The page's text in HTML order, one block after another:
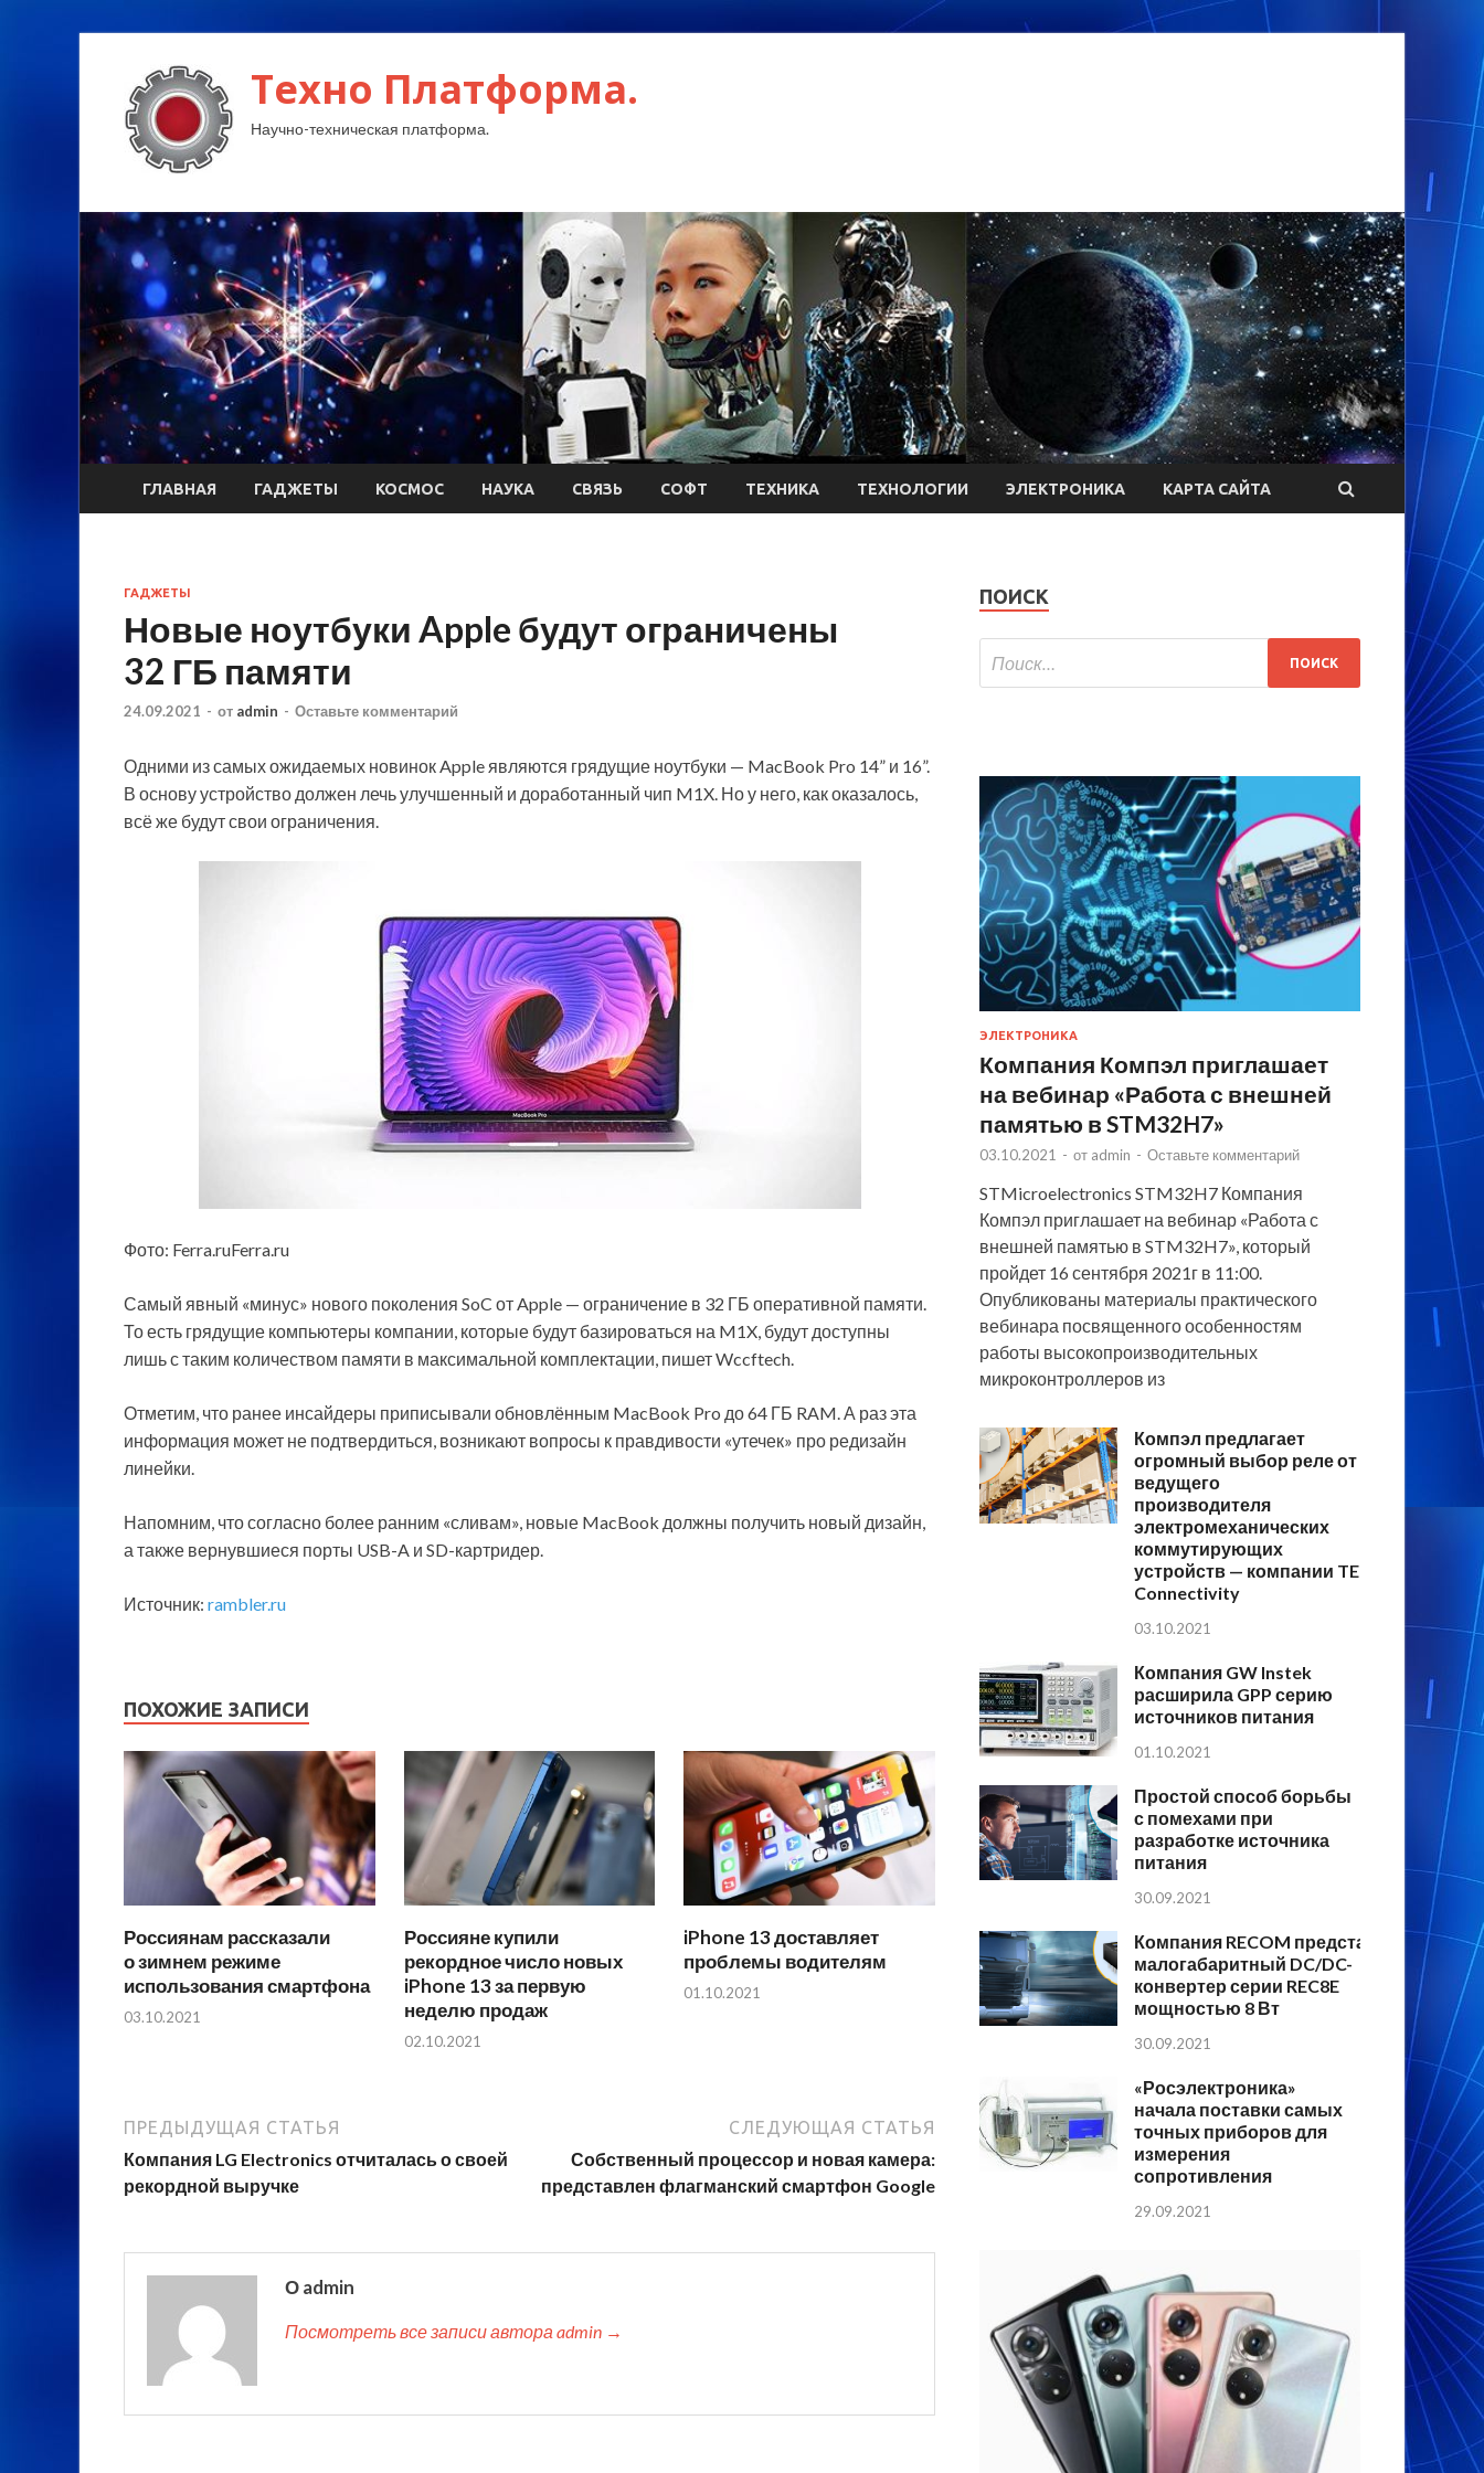
Техно Платформа.
Научно-техническая платформа.
ГЛАВНАЯ ГАДЖЕТЫ КОСМОС НАУКА СВЯЗЬ СОФТ ТЕХНИКА ТЕХНОЛОГИИ ЭЛЕКТРОНИКА КАРТА САЙТА
ГАДЖЕТЫ
Новые ноутбуки Apple будут ограничены
32 ГБ памяти
24.09.2021 - от admin - Оставьте комментарий
Одними из самых ожидаемых новинок Apple являются грядущие ноутбуки — MacBook Pro 14” и 16”.
В основу устройство должен лечь улучшенный и доработанный чип M1X. Но у него, как оказалось,
всё же будут свои ограничения.
Фото: Ferra.ruFerra.ru
Самый явный «минус» нового поколения SoC от Apple — ограничение в 32 ГБ оперативной памяти.
То есть грядущие компьютеры компании, которые будут базироваться на M1X, будут доступны
лишь с таким количеством памяти в максимальной комплектации, пишет Wccftech.
Отметим, что ранее инсайдеры приписывали обновлённым MacBook Pro до 64 ГБ RAM. А раз эта
информация может не подтвердиться, возникают вопросы к правдивости «утечек» про редизайн
линейки.
Напомним, что согласно более ранним «сливам», новые MacBook должны получить новый дизайн,
а также вернувшиеся порты USB-A и SD-картридер.
Источник: rambler.ru
ПОХОЖИЕ ЗАПИСИ
Россиянам рассказали
о зимнем режиме
использования смартфона
03.10.2021
Россияне купили
рекордное число новых
iPhone 13 за первую
неделю продаж
02.10.2021
iPhone 13 доставляет
проблемы водителям
01.10.2021
ПРЕДЫДУЩАЯ СТАТЬЯ
Компания LG Electronics отчиталась о своей
рекордной выручке
СЛЕДУЮЩАЯ СТАТЬЯ
Собственный процессор и новая камера:
представлен флагманский смартфон Google
О admin
Посмотреть все записи автора admin →
ПОИСК
ЭЛЕКТРОНИКА
Компания Компэл приглашает
на вебинар «Работа с внешней
памятью в STM32H7»
03.10.2021 - от admin - Оставьте комментарий
STMicroelectronics STM32H7 Компания
Компэл приглашает на вебинар «Работа с
внешней памятью в STM32H7», который
пройдет 16 сентября 2021г в 11:00.
Опубликованы материалы практического
вебинара посвященного особенностям
работы высокопроизводительных
микроконтроллеров из
Компэл предлагает
огромный выбор реле от
ведущего
производителя
электромеханических
коммутирующих
устройств — компании TE
Connectivity
03.10.2021
Компания GW Instek
расширила GPP серию
источников питания
01.10.2021
Простой способ борьбы
с помехами при
разработке источника
питания
30.09.2021
Компания RECOM представляет
малогабаритный DC/DC-
конвертер серии REC8E
мощностью 8 Вт
30.09.2021
«Росэлектроника»
начала поставки самых
точных приборов для
измерения
сопротивления
29.09.2021